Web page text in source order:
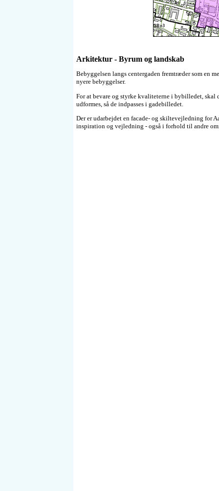
Arkitektur - Byrum og landskab
Bebyggelsen langs centergaden fremtræder som en
nyere bebyggelser.
For at bevare og styrke kvaliteterne i bybilledet,
udformes, så de indpasses i gadebilledet.
Der er udarbejdet en facade- og skiltevejledning for
inspiration og vejledning - også i forhold til andre